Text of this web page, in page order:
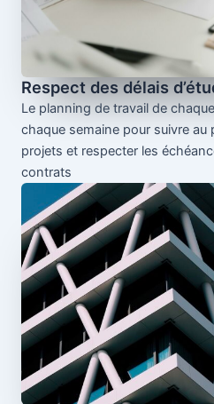
Respect des délais
Le planning de travail de
chaque semaine pour suivre au
projets et respecter les
contrats